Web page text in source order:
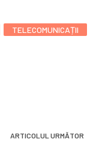
TELECOMUNICAȚII
ARTICOLUL URMĂTOR